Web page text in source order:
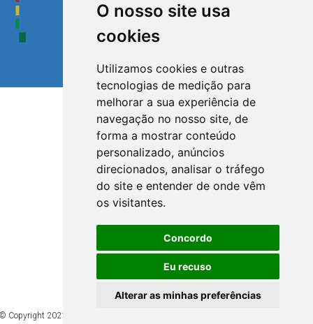
O nosso site usa
cookies
Utilizamos cookies e outras
tecnologias de medição para
melhorar a sua experiência de
navegação no nosso site, de
forma a mostrar conteúdo
personalizado, anúncios
direcionados, analisar o tráfego
do site e entender de onde vêm
os visitantes.
Concordo
Eu recuso
Alterar as minhas preferências
Copyright 2021. Direitos reservados à Câmara Municipal de Barra